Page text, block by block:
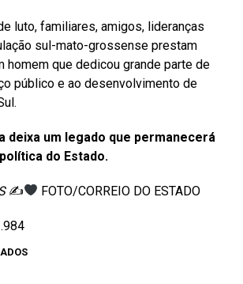
luto, familiares, amigos, lideranças
sul-mato-grossense prestam
homem que dedicou grande parte de
público e ao desenvolvimento de
deixa um legado que permanecerá
do Estado.
✍ FOTO/CORREIO DO ESTADO